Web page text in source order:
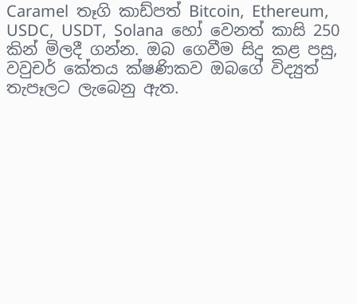
Caramel තෑගි කාඩ්පත් Bitcoin, Ethereum,
USDC, USDT, Solana හෝ වෙනත් කාසි 250
කින් මිලදී ගන්න. ඔබ ගෙවීම සිදු කළ පසු,
වවුචර් කේතය ක්ෂණිකව ඔබගේ විද්‍යුත්
තැපෑලට ලැබෙනු ඇත.